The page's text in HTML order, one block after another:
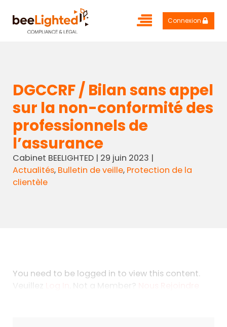
Connexion
DGCCRF / Bilan sans appel
sur la non-conformité des
professionnels de
l’assurance
Cabinet BEELIGHTED| 29 juin 2023 |
Actualités, Bulletin de veille, Protection de la
clientèle
You need to be logged in to view this content.
Veuillez
. Not a Member?